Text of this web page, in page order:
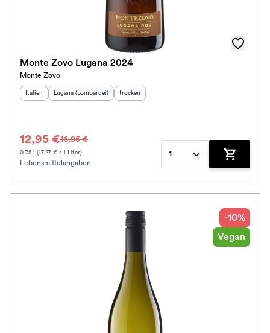
Monte Zovo Lugana 2024
Monte Zovo
Herkunftsland:
Italien Herkunftsregion:
Lugana (Lombardei) Geschmack
trocken
12,95 €16,95 €
0.75 l (17.27 € / 1 Liter)
Lebensmittelangaben
1
Zum
-10%
Vegan